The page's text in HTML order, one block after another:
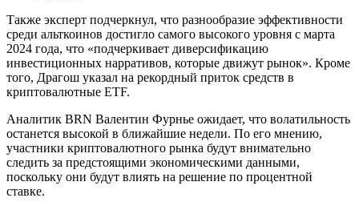
Также эксперт подчеркнул, что разнообразие эффективности
среди альткоинов достигло самого высокого уровня с марта
2024 года, что «подчеркивает диверсификацию
инвестиционных нарративов, которые движут рынок». Кроме
того, Драгош указал на рекордный приток средств в
криптовалютные ETF.
Аналитик BRN Валентин Фурнье ожидает, что волатильность
останется высокой в ближайшие недели. По его мнению,
участники криптовалютного рынка будут внимательно
следить за предстоящими экономическими данными,
поскольку они будут влиять на решение по процентной
ставке.